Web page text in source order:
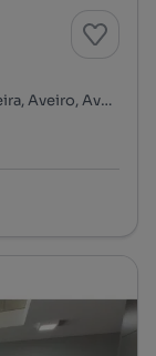
Rua General José Domingues Peres, Esgueira, Aveiro, Aveiro